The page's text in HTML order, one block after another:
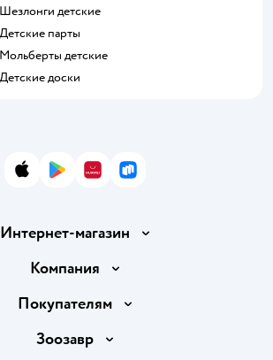
Шезлонги детские
Детские парты
Мольберты детские
Детские доски
App StoreGoogle Play
AppGallery
RuStore
Интернет-магазин
Доставка и оплата
Обмен и возврат товара
Правила продажи
Компания
О компании
Инвесторам
Покупателям
Бонусные карты
Зоозавр